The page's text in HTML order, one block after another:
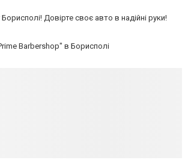
Довірте своє авто в надійні руки!
Barbershop" в Борисполі